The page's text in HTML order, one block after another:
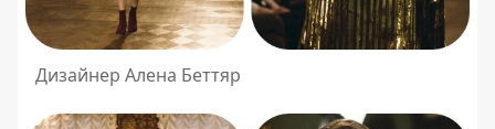
Дизайнер Алена Беттяр